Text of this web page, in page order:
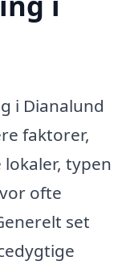
i Dianalund
faktorer,
typen
ofte
set